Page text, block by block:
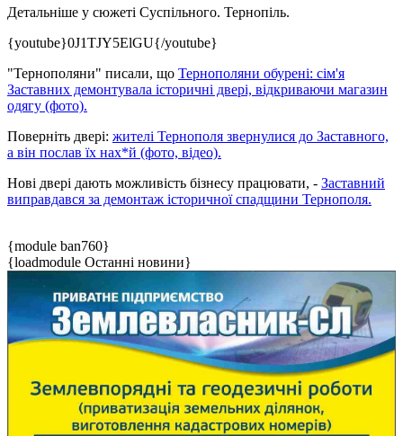
Детальніше у сюжеті Суспільного. Тернопіль.
{youtube}0J1TJY5ElGU{/youtube}
"Тернополяни" писали, що Тернополяни обурені: сім'я
Заставних демонтувала історичні двері, відкриваючи магазин
одягу (фото).
Поверніть двері: жителі Тернополя звернулися до Заставного,
а він послав їх нах*й (фото, відео).
Нові двері дають можливість бізнесу працювати, - Заставний
виправдався за демонтаж історичної спадщини Тернополя.
{module ban760}
{loadmodule Останні новини}